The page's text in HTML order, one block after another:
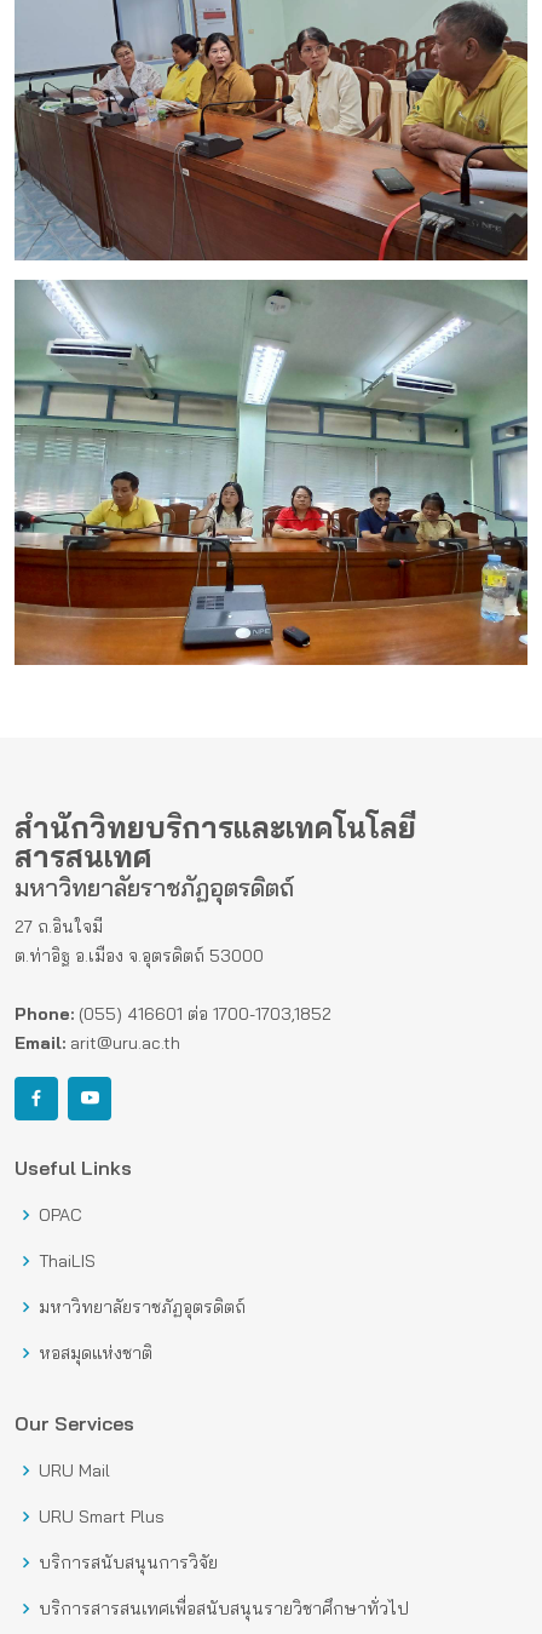
สำนักวิทยบริการและเทคโนโลยี
สารสนเทศ
มหาวิทยาลัยราชภัฏอุตรดิตถ์
27 ถ.อินใจมี
ต.ท่าอิฐ อ.เมือง จ.อุตรดิตถ์ 53000
Phone: (055) 416601 ต่อ 1700-1703,1852
Email: arit@uru.ac.th
Useful Links
OPAC
ThaiLIS
มหาวิทยาลัยราชภัฏอุตรดิตถ์
หอสมุดแห่งชาติ
Our Services
URU Mail
URU Smart Plus
บริการสนับสนุนการวิจัย
บริการสารสนเทศเพื่อสนับสนุนรายวิชาศึกษาทั่วไป